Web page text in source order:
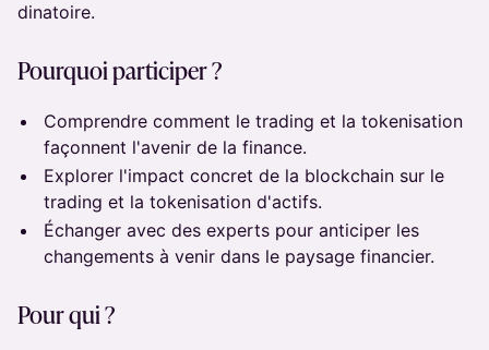
dinatoire.
Pourquoi participer ?
​Comprendre comment le trading et la tokenisation
façonnent l'avenir de la finance.
Explorer l'impact concret de la blockchain sur le
trading et la tokenisation d'actifs.
​Échanger avec des experts pour anticiper les
changements à venir dans le paysage financier.
Pour qui ?